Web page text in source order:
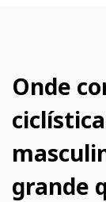
Onde
grande